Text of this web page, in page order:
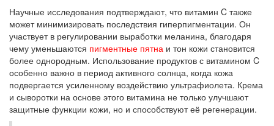
Научные исследования подтверждают, что витамин C также
может минимизировать последствия гиперпигментации. Он
участвует в регулировании выработки меланина, благодаря
чему уменьшаются пигментные пятна и тон кожи становится
более однородным. Использование продуктов с витамином C
особенно важно в период активного солнца, когда кожа
подвергается усиленному воздействию ультрафиолета. Крема
и сыворотки на основе этого витамина не только улучшают
защитные функции кожи, но и способствуют её регенерации.